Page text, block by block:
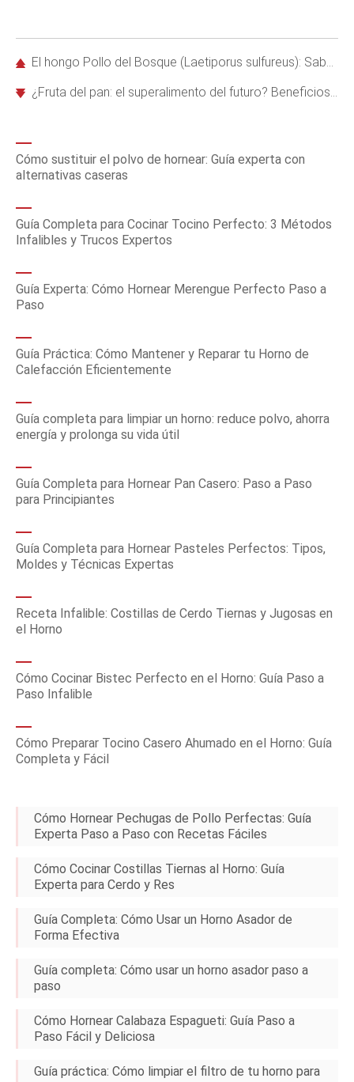
El hongo Pollo del Bosque (Laetiporus sulfureus): Sabe realmente a pollo y es ideal para forrajear
¿Fruta del pan: el superalimento del futuro? Beneficios, historia y usos sostenibles
Cómo sustituir el polvo de hornear: Guía experta con
alternativas caseras
Guía Completa para Cocinar Tocino Perfecto: 3 Métodos
Infalibles y Trucos Expertos
Guía Experta: Cómo Hornear Merengue Perfecto Paso a
Paso
Guía Práctica: Cómo Mantener y Reparar tu Horno de
Calefacción Eficientemente
Guía completa para limpiar un horno: reduce polvo, ahorra
energía y prolonga su vida útil
Guía Completa para Hornear Pan Casero: Paso a Paso
para Principiantes
Guía Completa para Hornear Pasteles Perfectos: Tipos,
Moldes y Técnicas Expertas
Receta Infalible: Costillas de Cerdo Tiernas y Jugosas en
el Horno
Cómo Cocinar Bistec Perfecto en el Horno: Guía Paso a
Paso Infalible
Cómo Preparar Tocino Casero Ahumado en el Horno: Guía
Completa y Fácil
Cómo Hornear Pechugas de Pollo Perfectas: Guía
Experta Paso a Paso con Recetas Fáciles
Cómo Cocinar Costillas Tiernas al Horno: Guía
Experta para Cerdo y Res
Guía Completa: Cómo Usar un Horno Asador de
Forma Efectiva
Guía completa: Cómo usar un horno asador paso a
paso
Cómo Hornear Calabaza Espagueti: Guía Paso a
Paso Fácil y Deliciosa
Guía práctica: Cómo limpiar el filtro de tu horno para